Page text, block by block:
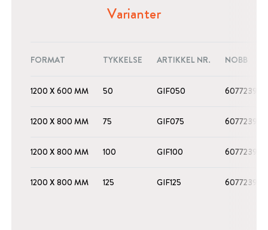
Varianter
FORMAT TYKKELSE ARTIKKEL NR. NOBB
1200 X 600 MM 50 GIF050 60772395
1200 X 800 MM 75 GIF075 60772396
1200 X 800 MM 100 GIF100 60772397
1200 X 800 MM 125 GIF125 60772398